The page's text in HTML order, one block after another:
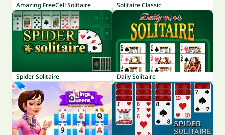
Amazing FreeCell Solitaire Solitaire Classic
Spider Solitaire Daily Solitaire